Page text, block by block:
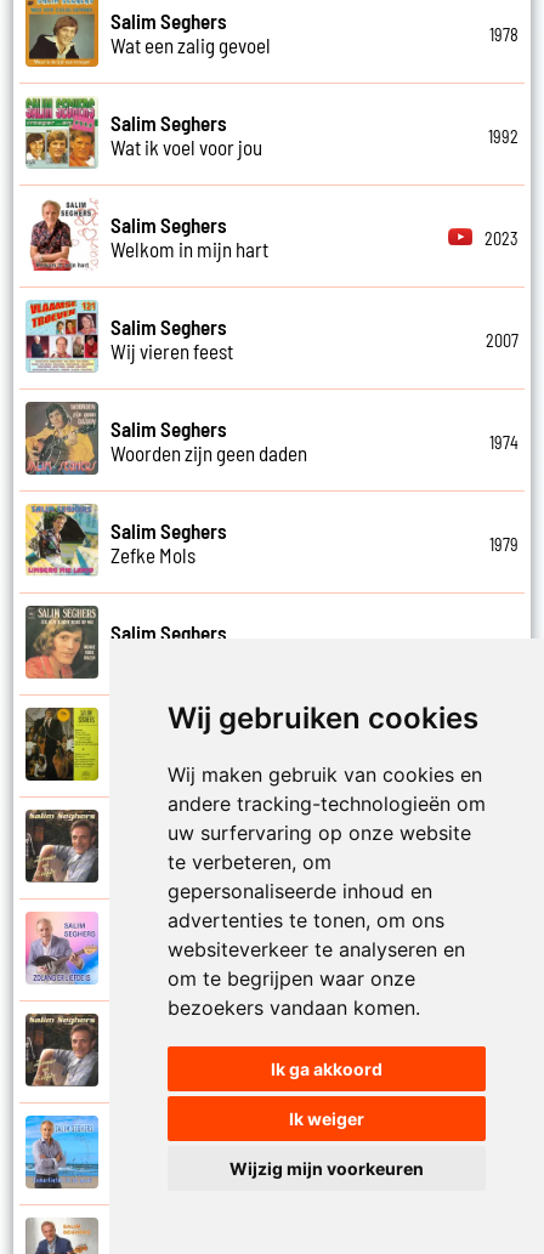
Wij gebruiken cookies
Wij maken gebruik van cookies en
andere tracking-technologieën om
uw surfervaring op onze website
te verbeteren, om
gepersonaliseerde inhoud en
advertenties te tonen, om ons
websiteverkeer te analyseren en
om te begrijpen waar onze
bezoekers vandaan komen.
Ik ga akkoord
Ik weiger
Wijzig mijn voorkeuren
Salim Seghers
Wat een zalig gevoel
1978
Salim Seghers
Wat ik voel voor jou
1992
Salim Seghers
Welkom in mijn hart
2023
Salim Seghers
Wij vieren feest
2007
Salim Seghers
Woorden zijn geen daden
1974
Salim Seghers
Zefke Mols
1979
Salim Seghers
Salim Seghers
Salim Seghers
Zeven nachten geef ik jou
Salim Seghers
Zolang er liefde is
2002
Salim Seghers
Zomerliefde is zo mooi